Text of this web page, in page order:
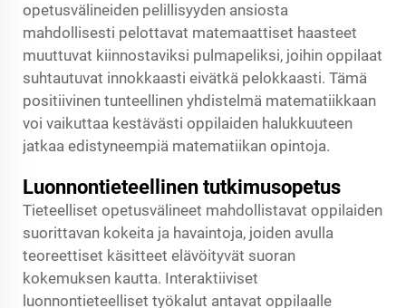
opetusvälineiden pelillisyyden ansiosta
mahdollisesti pelottavat matemaattiset haasteet
muuttuvat kiinnostaviksi pulmapeliksi, joihin oppilaat
suhtautuvat innokkaasti eivätkä pelokkaasti. Tämä
positiivinen tunteellinen yhdistelmä matematiikkaan
voi vaikuttaa kestävästi oppilaiden halukkuuteen
jatkaa edistyneempiä matematiikan opintoja.
Luonnontieteellinen tutkimusopetus
Tieteelliset opetusvälineet mahdollistavat oppilaiden
suorittavan kokeita ja havaintoja, joiden avulla
teoreettiset käsitteet elävöityvät suoran
kokemuksen kautta. Interaktiiviset
luonnontieteelliset työkalut antavat oppilaalle